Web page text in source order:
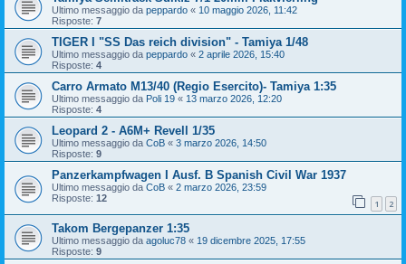
Ultimo messaggio da peppardo « 10 maggio 2026, 11:42
Risposte: 7
TIGER I "SS Das reich division" - Tamiya 1/48
Ultimo messaggio da peppardo « 2 aprile 2026, 15:40
Risposte: 4
Carro Armato M13/40 (Regio Esercito)- Tamiya 1:35
Ultimo messaggio da Poli 19 « 13 marzo 2026, 12:20
Risposte: 4
Leopard 2 - A6M+ Revell 1/35
Ultimo messaggio da CoB « 3 marzo 2026, 14:50
Risposte: 9
Panzerkampfwagen I Ausf. B Spanish Civil War 1937
Ultimo messaggio da CoB « 2 marzo 2026, 23:59
Risposte: 12 1 2
Takom Bergepanzer 1:35
Ultimo messaggio da agoluc78 « 19 dicembre 2025, 17:55
Risposte: 9